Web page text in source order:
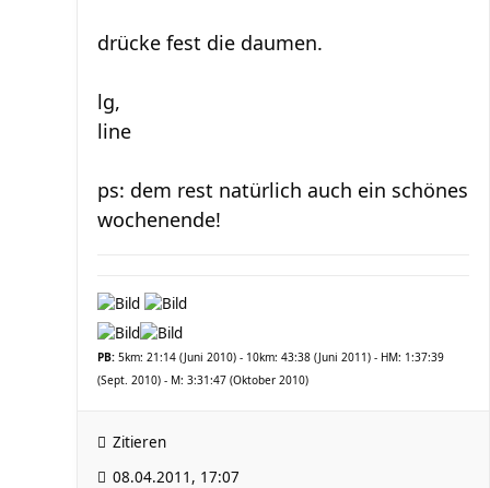
drücke fest die daumen.
lg,
line
ps: dem rest natürlich auch ein schönes
wochenende!
PB: 5km: 21:14 (Juni 2010) - 10km: 43:38 (Juni 2011) - HM: 1:37:39
(Sept. 2010) - M: 3:31:47 (Oktober 2010)
Zitieren
08.04.2011, 17:07